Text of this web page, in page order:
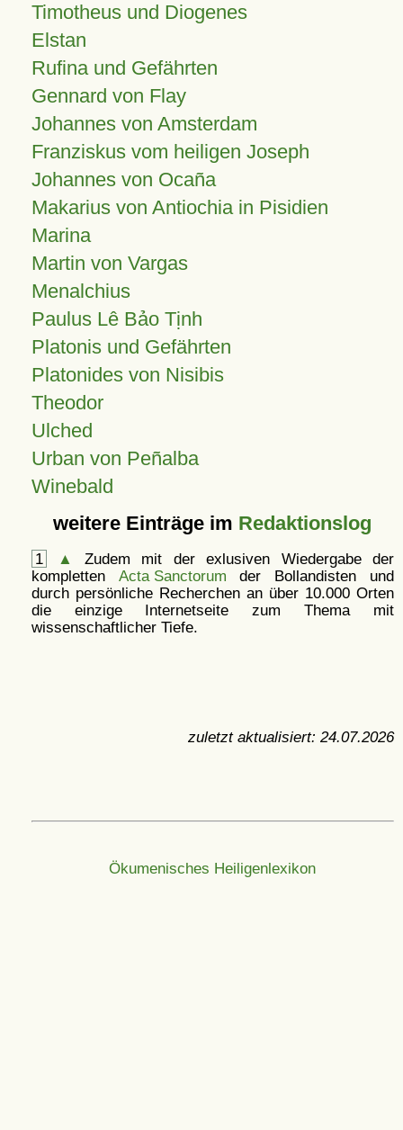
Timotheus und Diogenes
Elstan
Rufina und Gefährten
Gennard von Flay
Johannes von Amsterdam
Franziskus vom heiligen Joseph
Johannes von Ocaña
Makarius von Antiochia in Pisidien
Marina
Martin von Vargas
Menalchius
Paulus Lê Bảo Tịnh
Platonis und Gefährten
Platonides von Nisibis
Theodor
Ulched
Urban von Peñalba
Winebald
weitere Einträge im Redaktionslog
1 ▲
Zudem mit der exlusiven Wiedergabe der
kompletten Acta Sanctorum der Bollandisten und
durch persönliche Recherchen an über 10.000 Orten
die einzige Internetseite zum Thema mit
wissenschaftlicher Tiefe.
zuletzt aktualisiert: 24.07.2026
Ökumenisches Heiligenlexikon